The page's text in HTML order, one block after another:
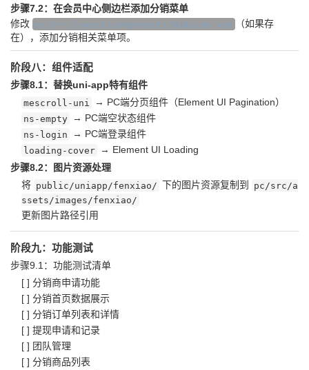
步骤7.2：在会员中心侧边栏添加分销菜单
修改 pc/src/layout/components/NsAside.vue
（如果存
在），添加分销相关菜单项。
阶段八：组件适配
步骤8.1：替换uni-app特有组件
mescroll-uni → PC端分页组件（Element UI Pagination）
ns-empty → PC端空状态组件
ns-login → PC端登录组件
loading-cover → Element UI Loading
步骤8.2：图片资源处理
将 public/uniapp/fenxiao/ 下的图片资源复制到
pc/src/a
ssets/images/fenxiao/
更新图片路径引用
阶段九：功能测试
步骤9.1：功能测试清单
[ ] 分销商申请功能
[ ] 分销首页数据展示
[ ] 分销订单列表和详情
[ ] 提现申请和记录
[ ] 团队管理
[ ] 分销商品列表